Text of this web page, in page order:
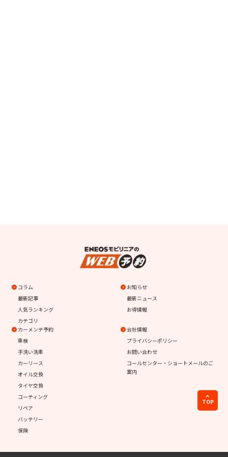
コラム
最新記事
人気ランキング
カテゴリ
お知らせ
最新ニュース
お得情報
カーメンテ予約
車検
手洗い洗車
カーリース
オイル交換
タイヤ交換
コーティング
リペア
バッテリー
保険
会社情報
プライバシーポリシー
お問い合わせ
コールセンター・ショートメールのご
案内
TOP